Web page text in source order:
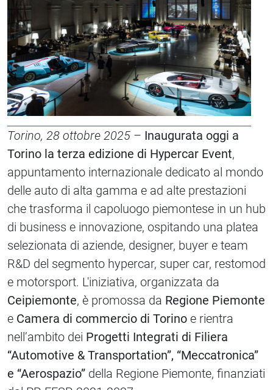
Torino, 28 ottobre 2025 – Inaugurata oggi a
Torino la terza edizione di Hypercar Event,
appuntamento internazionale dedicato al mondo
delle auto di alta gamma e ad alte prestazioni
che trasforma il capoluogo piemontese in un hub
di business e innovazione, ospitando una platea
selezionata di aziende, designer, buyer e team
R&D del segmento hypercar, super car, restomod
e motorsport. L'iniziativa, organizzata da
Ceipiemonte, è promossa da Regione Piemonte
e Camera di commercio di Torino e rientra
nell’ambito dei Progetti Integrati di Filiera
“Automotive & Transportation”, “Meccatronica”
e “Aerospazio” della Regione Piemonte, finanziati